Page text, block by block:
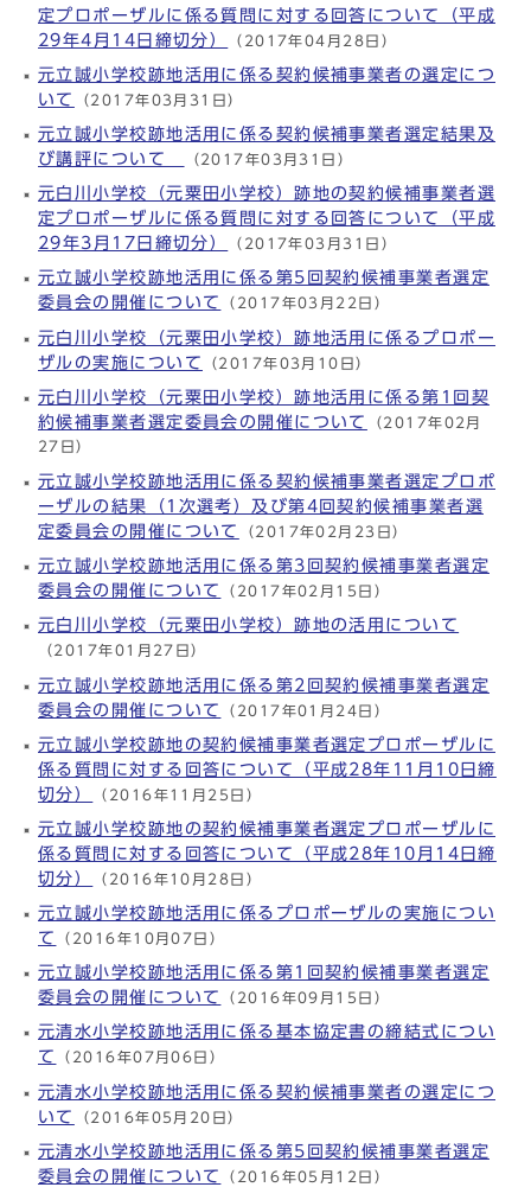
定プロポーザルに係る質問に対する回答について（平成
29年4月14日締切分）
（2017年04月28日）
元立誠小学校跡地活用に係る契約候補事業者の選定につ
いて
（2017年03月31日）
元立誠小学校跡地活用に係る契約候補事業者選定結果及
び講評について
（2017年03月31日）
元白川小学校（元粟田小学校）跡地の契約候補事業者選
定プロポーザルに係る質問に対する回答について（平成
29年3月17日締切分）
（2017年03月31日）
元立誠小学校跡地活用に係る第5回契約候補事業者選定
委員会の開催について
（2017年03月22日）
元白川小学校（元粟田小学校）跡地活用に係るプロポー
ザルの実施について
（2017年03月10日）
元白川小学校（元粟田小学校）跡地活用に係る第1回契
約候補事業者選定委員会の開催について
（2017年02月
27日）
元立誠小学校跡地活用に係る契約候補事業者選定プロポ
ーザルの結果（1次選考）及び第4回契約候補事業者選
定委員会の開催について
（2017年02月23日）
元立誠小学校跡地活用に係る第3回契約候補事業者選定
委員会の開催について
（2017年02月15日）
元白川小学校（元粟田小学校）跡地の活用について
（2017年01月27日）
元立誠小学校跡地活用に係る第2回契約候補事業者選定
委員会の開催について
（2017年01月24日）
元立誠小学校跡地の契約候補事業者選定プロポーザルに
係る質問に対する回答について（平成28年11月10日締
切分）
（2016年11月25日）
元立誠小学校跡地の契約候補事業者選定プロポーザルに
係る質問に対する回答について（平成28年10月14日締
切分）
（2016年10月28日）
元立誠小学校跡地活用に係るプロポーザルの実施につい
て
（2016年10月07日）
元立誠小学校跡地活用に係る第1回契約候補事業者選定
委員会の開催について
（2016年09月15日）
元清水小学校跡地活用に係る基本協定書の締結式につい
て
（2016年07月06日）
元清水小学校跡地活用に係る契約候補事業者の選定につ
いて
（2016年05月20日）
元清水小学校跡地活用に係る第5回契約候補事業者選定
委員会の開催について
（2016年05月12日）